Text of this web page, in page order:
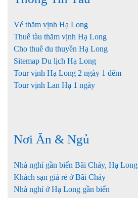
Vé thăm vịnh Hạ Long
Thuê tàu thăm vịnh Hạ Long
Cho thuê du thuyền Hạ Long
Sitemap Du lịch Hạ Long
Tour vịnh Hạ Long 2 ngày 1 đêm
Tour vịnh Lan Hạ 1 ngày
Nơi Ăn & Ngủ
Nhà nghỉ gần biển Bãi Cháy, Hạ Long
Khách sạn giá rẻ ở Bãi Cháy
Nhà nghỉ ở Hạ Long gần biển